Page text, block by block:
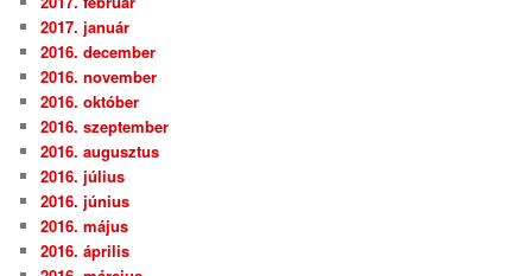
2017. január
2016. december
2016. november
2016. október
2016. szeptember
2016. augusztus
2016. július
2016. június
2016. május
2016. április